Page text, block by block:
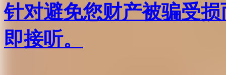
针对避免您财产被骗受
即接听。